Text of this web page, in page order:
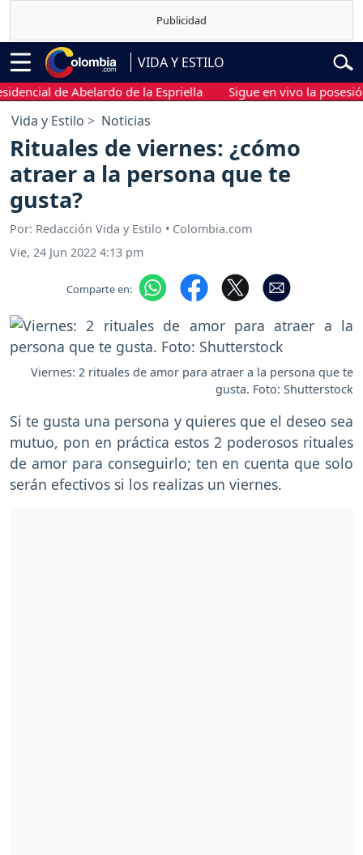
VIDA Y ESTILO
de Abelardo de la Espriella Sigue en vivo la posesión
Vida y Estilo Noticias
Rituales de viernes: ¿cómo
atraer a la persona que te
gusta?
Por: Redacción Vida y Estilo • Colombia.com
Vie, 24 Jun 2022 4:13 pm
Comparte en:
Viernes: 2 rituales de amor para atraer a la persona que te
gusta. Foto: Shutterstock
Si te gusta una persona y quieres que el deseo sea
mutuo, pon en práctica estos 2 poderosos rituales
de amor para conseguirlo; ten en cuenta que solo
serán efectivos si los realizas un viernes.